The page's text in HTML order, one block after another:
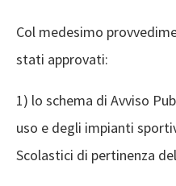
Col medesimo
stati approvati:
1) lo schema di Avviso
uso e degli impianti
Scolastici di pertinenza